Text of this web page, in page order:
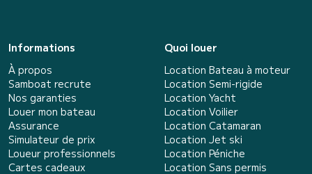
Informations
À propos
Samboat recrute
Nos garanties
Louer mon bateau
Assurance
Simulateur de prix
Loueur professionnels
Cartes cadeaux
Quoi louer
Location Bateau à moteur
Location Semi-rigide
Location Yacht
Location Voilier
Location Catamaran
Location Jet ski
Location Péniche
Location Sans permis